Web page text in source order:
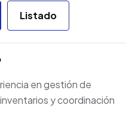
Listado
en gestión de
y coordinación